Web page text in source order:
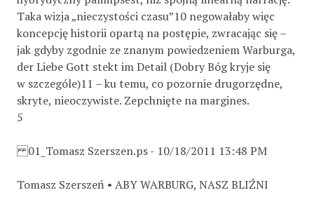
Taka wizja „nieczystości czasu”10 negowałaby więc
koncepcję historii opartą na postępie, zwracając się –
jak gdyby zgodnie ze znanym powiedzeniem Warburga,
der Liebe Gott stekt im Detail (Dobry Bóg kryje się
w szczególe)11 – ku temu, co pozornie drugorzędne,
skryte, nieoczywiste. Zepchnięte na margines.
5
01_Tomasz Szerszen.ps - 10/18/2011 13:48 PM
Tomasz Szerszeń • ABY WARBURG, NASZ BLIŹNI